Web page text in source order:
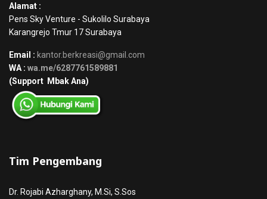
Alamat :
Pens Sky Venture - Sukolilo Surabaya
Karangrejo Tmur 17 Surabaya
Email : kantor.berkreasi@gmail.com
WA : wa.me/6287761589881
(Support Mbak Ana)
Tim Pengembang
Dr. Rojabi Azharghany, M.Si, S.Sos